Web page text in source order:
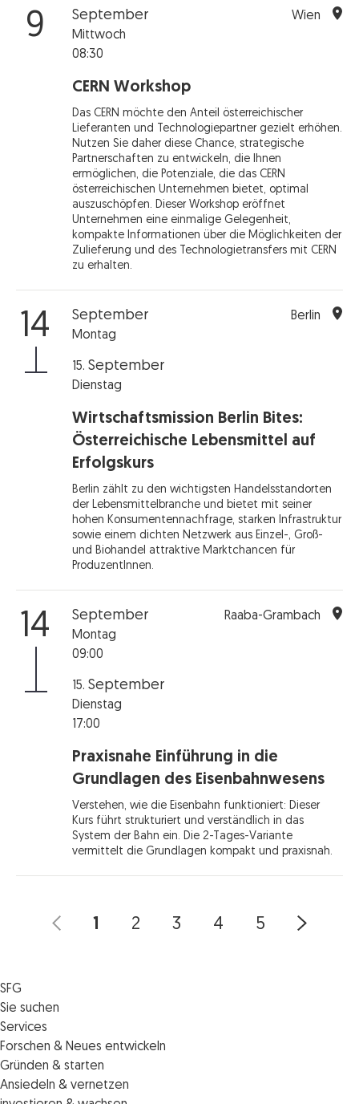
9 September
Mittwoch
08:30
CERN Workshop
Das CERN möchte den Anteil österreichischer
Lieferanten und Technologiepartner gezielt erhöhen.
Nutzen Sie daher diese Chance, strategische
Partnerschaften zu entwickeln, die Ihnen
ermöglichen, die Potenziale, die das CERN
österreichischen Unternehmen bietet, optimal
auszuschöpfen. Dieser Workshop eröffnet
Unternehmen eine einmalige Gelegenheit,
kompakte Informationen über die Möglichkeiten der
Zulieferung und des Technologietransfers mit CERN
zu erhalten.
Wien
14 September
Montag
15. September
Dienstag
Wirtschaftsmission Berlin Bites:
Österreichische Lebensmittel auf
Erfolgskurs
Berlin zählt zu den wichtigsten Handelsstandorten
der Lebensmittelbranche und bietet mit seiner
hohen Konsumentennachfrage, starken Infrastruktur
sowie einem dichten Netzwerk aus Einzel-, Groß-
und Biohandel attraktive Marktchancen für
ProduzentInnen.
Berlin
14 September
Montag
09:00
15. September
Dienstag
17:00
Praxisnahe Einführung in die
Grundlagen des Eisenbahnwesens
Verstehen, wie die Eisenbahn funktioniert: Dieser
Kurs führt strukturiert und verständlich in das
System der Bahn ein. Die 2-Tages-Variante
vermittelt die Grundlagen kompakt und praxisnah.
Raaba-Grambach
1 2 3 4 5
SFG
Die SFG
Jobs
Medienservice
Informiert bleiben
Kontakt
Sie suchen
Förderungen
Finanzierungen
Standortentwicklung
Persönliche Beratung
Services
Veranstaltungen
News
IMPULS.ST
Forschen & Neues entwickeln
Standortcoaching
Terminbuchung Standortcoaching
Gründen & starten
Startupmark
Ansiedeln & vernetzen